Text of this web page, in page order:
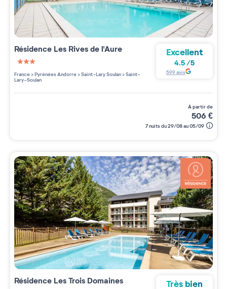
Résidence Les Rives de l'Aure
3 étoiles sur 5
France>Pyrénées Andorre>Saint-Lary Soulan>Saint-
Lary-Soulan
Excellent
4.5/5
599avis
à partir de
506 €
7 nuits du 29/08 au 05/09
Résidence Les Trois Domaines Très bien